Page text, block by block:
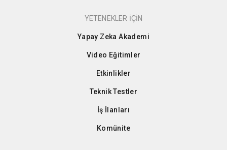
YETENEKLER İÇİN
Yapay Zeka Akademi
Video Eğitimler
Etkinlikler
Teknik Testler
İş İlanları
Komünite